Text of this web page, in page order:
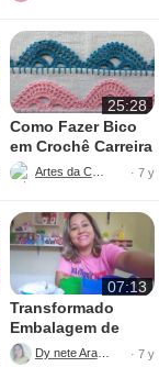
25:28
Como Fazer Bico
em Crochê Carreira
Única
Artes da Cata · 7 y
07:13
Transformado
Embalagem de
Sabão
Dy nete Araújo · 7 y